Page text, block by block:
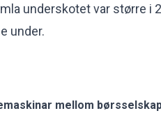
underskotet var større i
under.
mellom